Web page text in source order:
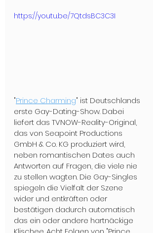
https://youtu.be/7QtdsBC3C3I
"Prince Charming" ist Deutschlands
erste Gay-Dating-Show. Dabei
liefert das TVNOW-Reality-Original,
das von Seapoint Productions
GmbH & Co. KG produziert wird,
neben romantischen Dates auch
Antworten auf Fragen, die viele nie
zu stellen wagten. Die Gay-Singles
spiegeln die Vielfalt der Szene
wider und entkräften oder
bestätigen dadurch automatisch
das ein oder andere hartnäckige